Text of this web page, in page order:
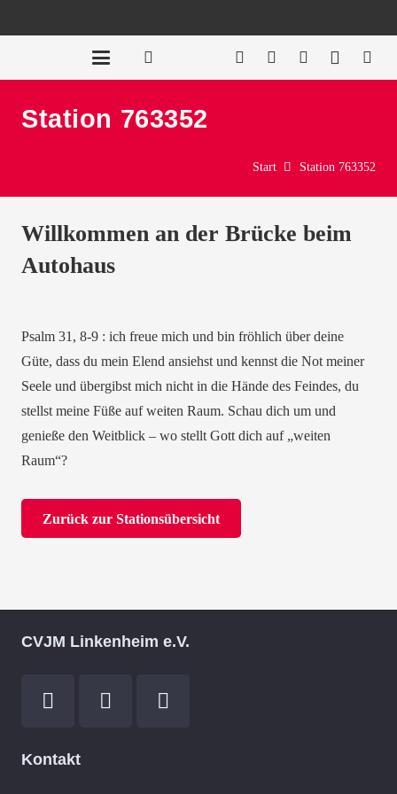
Station 763352
Start Station 763352
Willkommen an der Brücke beim
Autohaus
Psalm 31, 8-9 : ich freue mich und bin fröhlich über deine
Güte, dass du mein Elend ansiehst und kennst die Not meiner
Seele und übergibst mich nicht in die Hände des Feindes, du
stellst meine Füße auf weiten Raum. Schau dich um und
genieße den Weitblick – wo stellt Gott dich auf „weiten
Raum“?
Zurück zur Stationsübersicht
CVJM Linkenheim e.V.
Kontakt